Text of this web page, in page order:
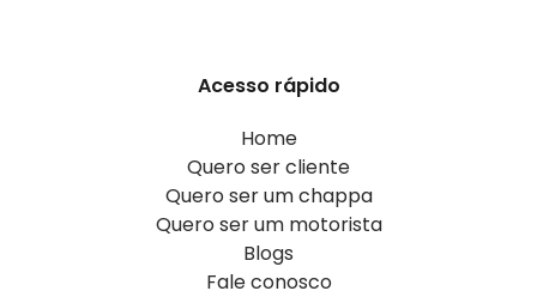
Acesso rápido
Home
Quero ser cliente
Quero ser um chappa
Quero ser um motorista
Blogs
Fale conosco